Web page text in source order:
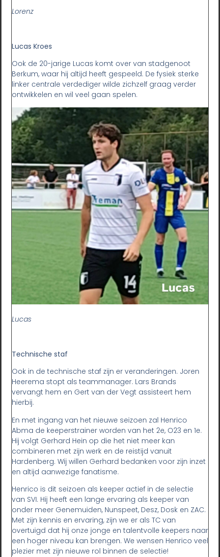
Lorenz
Lucas Kroes
Ook de 20-jarige Lucas komt over van stadgenoot
Berkum, waar hij altijd heeft gespeeld. De fysiek sterke
linker centrale verdediger wilde zichzelf graag verder
ontwikkelen en wil veel gaan spelen.
Lucas
Technische staf
Ook in de technische staf zijn er veranderingen. Joren
Heerema stopt als teammanager. Lars Brands
vervangt hem en Gert van der Vegt assisteert hem
hierbij.
En met ingang van het nieuwe seizoen zal Henrico
Abma de keeperstrainer worden van het 2e, O23 en 1e.
Hij volgt Gerhard Hein op die het niet meer kan
combineren met zijn werk en de reistijd vanuit
Hardenberg. Wij willen Gerhard bedanken voor zijn inzet
en altijd aanwezige fanatisme.
Henrico is dit seizoen als keeper actief in de selectie
van SVI. Hij heeft een lange ervaring als keeper van
onder meer Genemuiden, Nunspeet, Desz, Dosk en ZAC.
Met zijn kennis en ervaring, zijn we er als TC van
overtuigd dat hij onze jonge en talentvolle keepers naar
een hoger niveau kan brengen. We wensen Henrico veel
plezier met zijn nieuwe rol binnen de selectie!